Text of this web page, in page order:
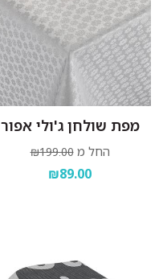
מפת שולחן ג'ולי אפור
החל מ ₪199.00
₪89.00